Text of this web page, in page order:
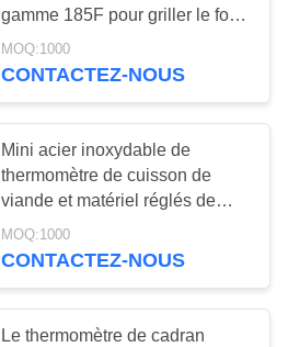
gamme 185F pour griller le four
de tabagisme
MOQ:1000
CONTACTEZ-NOUS
Mini acier inoxydable de
thermomètre de cuisson de
viande et matériel réglés de
cadran d'aluminium
MOQ:1000
CONTACTEZ-NOUS
Le thermomètre de cadran